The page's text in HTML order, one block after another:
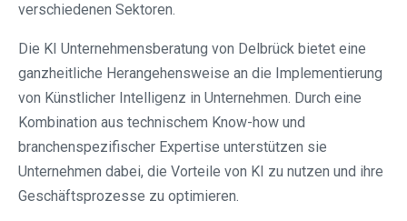
verschiedenen Sektoren.
Die KI Unternehmensberatung von Delbrück bietet eine
ganzheitliche Herangehensweise an die Implementierung
von Künstlicher Intelligenz in Unternehmen. Durch eine
Kombination aus technischem Know-how und
branchenspezifischer Expertise unterstützen sie
Unternehmen dabei, die Vorteile von KI zu nutzen und ihre
Geschäftsprozesse zu optimieren.